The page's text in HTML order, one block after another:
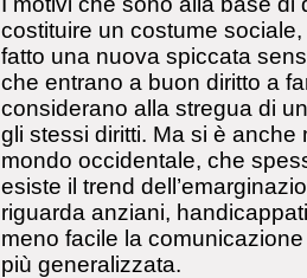
costituire un costume
fatto una nuova spiccata
che entrano a buon diritto a
considerano alla stregua di
gli stessi diritti. Ma si è
mondo occidentale, che
esiste il trend
riguarda anziani,
meno facile la
più generalizzata.